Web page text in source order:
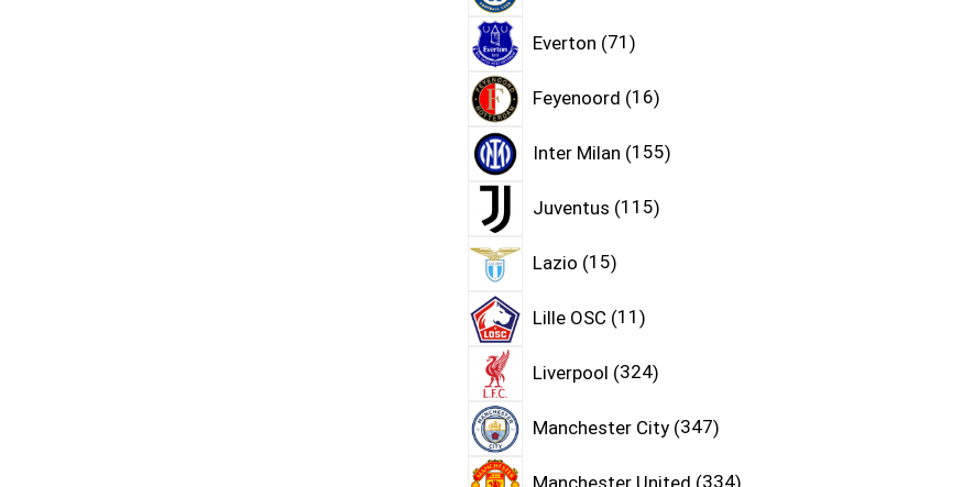
Everton 71
Feyenoord 16
Inter Milan 155
Juventus 115
Lazio 15
Lille OSC 11
Liverpool 324
Manchester City 347
Manchester United 334